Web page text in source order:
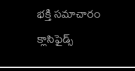
భక్తి సమాచారం
క్లాసిఫైడ్స్